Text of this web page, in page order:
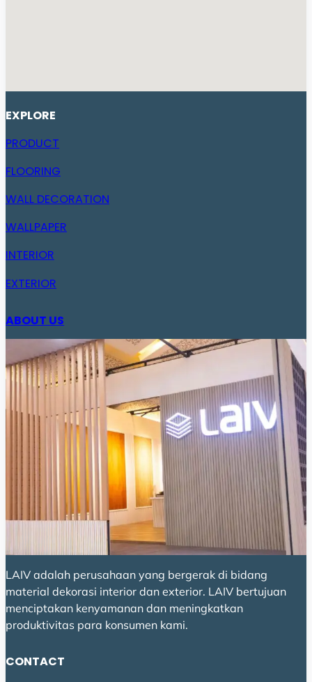
EXPLORE
PRODUCT
FLOORING
WALL DECORATION
WALLPAPER
INTERIOR
EXTERIOR
ABOUT US
LAIV adalah perusahaan yang bergerak di bidang
material dekorasi interior dan exterior. LAIV bertujuan
menciptakan kenyamanan dan meningkatkan
produktivitas para konsumen kami.
CONTACT